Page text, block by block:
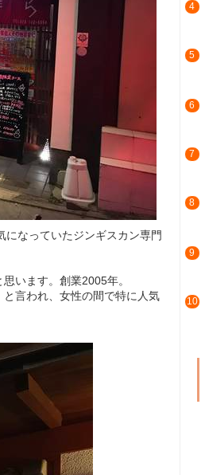
なっていたジンギスカン専門
います。創業2005年。
言われ、女性の間で特に人気
4
5
6
7
8
9
10